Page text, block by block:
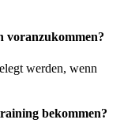
voranzukommen?
werden, wenn
bekommen?